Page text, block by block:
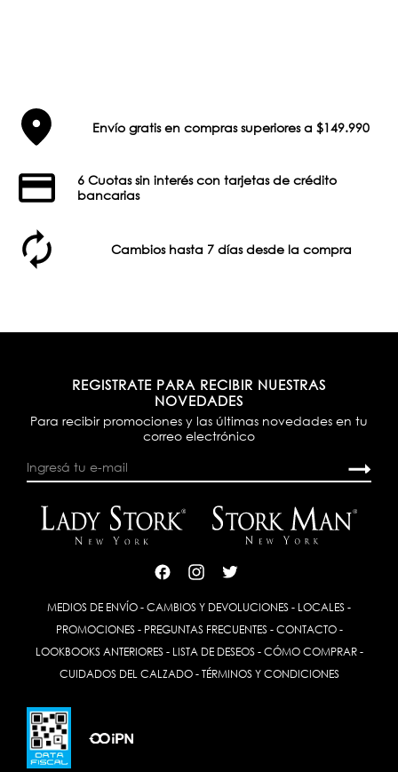
Envío gratis en compras superiores a $149.990
6 Cuotas sin interés con tarjetas de crédito
bancarias
Cambios hasta 7 días desde la compra
REGISTRATE PARA RECIBIR NUESTRAS
NOVEDADES
Para recibir promociones y las últimas novedades en tu
correo electrónico
MEDIOS DE ENVÍO - CAMBIOS Y DEVOLUCIONES - LOCALES -
PROMOCIONES- PREGUNTAS FRECUENTES- CONTACTO-
LOOKBOOKS ANTERIORES- LISTA DE DESEOS- CÓMO COMPRAR-
CUIDADOS DEL CALZADO- TÉRMINOS Y CONDICIONES